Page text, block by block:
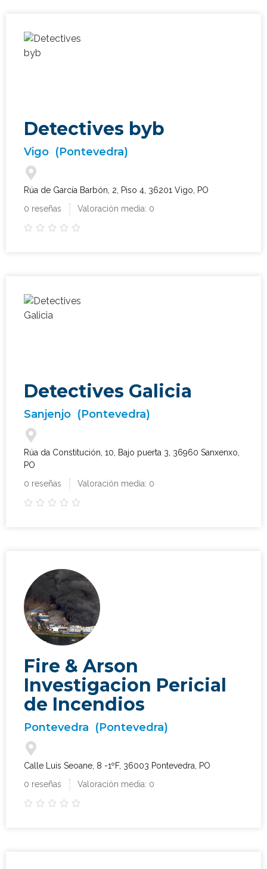
Detectives byb
Vigo (Pontevedra)
Rúa de García Barbón, 2, Piso 4, 36201 Vigo, PO
0 reseñas
Valoración media: 0
    
Detectives Galicia
Sanjenjo (Pontevedra)
Rúa da Constitución, 10, Bajo puerta 3, 36960 Sanxenxo,
PO
0 reseñas
Valoración media: 0
    
Fire & Arson
Investigacion Pericial
de Incendios
Pontevedra (Pontevedra)
Calle Luis Seoane, 8 -1ºF, 36003 Pontevedra, PO
0 reseñas
Valoración media: 0
    